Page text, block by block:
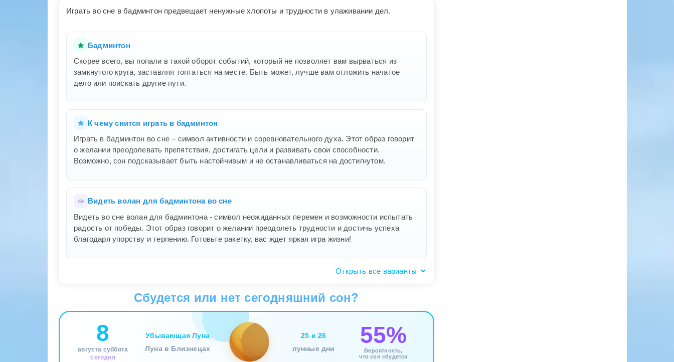
Играть во сне в бадминтон предвещает ненужные хлопоты и трудности в улаживании дел.
Бадминтон
Скорее всего, вы попали в такой оборот событий, который не позволяет вам вырваться из
замкнутого круга, заставляя топтаться на месте. Быть может, лучше вам отложить начатое
дело или поискать другие пути.
К чему снится играть в бадминтон
Играть в бадминтон во сне – символ активности и соревновательного духа. Этот образ говорит
о желании преодолевать препятствия, достигать цели и развивать свои способности.
Возможно, сон подсказывает быть настойчивым и не останавливаться на достигнутом.
Видеть волан для бадминтона во сне
Видеть во сне волан для бадминтона - символ неожиданных перемен и возможности испытать
радость от победы. Этот образ говорит о желании преодолеть трудности и достичь успеха
благодаря упорству и терпению. Готовьте ракетку, вас ждет яркая игра жизни!
Открыть все варианты
Наблюдать за игрой в бадминтон во сне означает, что вы готовы принять вызов и показать свои
способности. Это символ успеха, соревнований и стремления к победе. Ваше подсознание
готово к битве, чтобы добиться желаемого результата. Вам нужно быть настойчивым и не
бояться испытаний.
Сбудется или нет сегодняшний сон?
8
августа суббота
сегодня
Убывающая Луна
Луна в Близнецах
25 и 26
лунные дни
55%
Вероятность,
что сон сбудется